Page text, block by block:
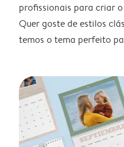
profissionais para criar
Quer goste de estilos
temos o tema perfeito